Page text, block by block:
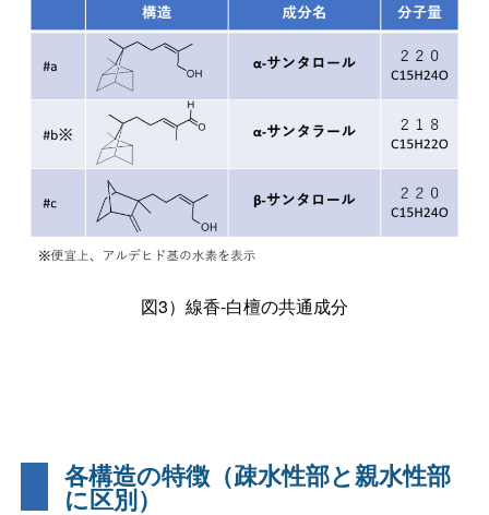
図3）線香-白檀の共通成分
各構造の特徴（疎水性部と親水性部
に区別）